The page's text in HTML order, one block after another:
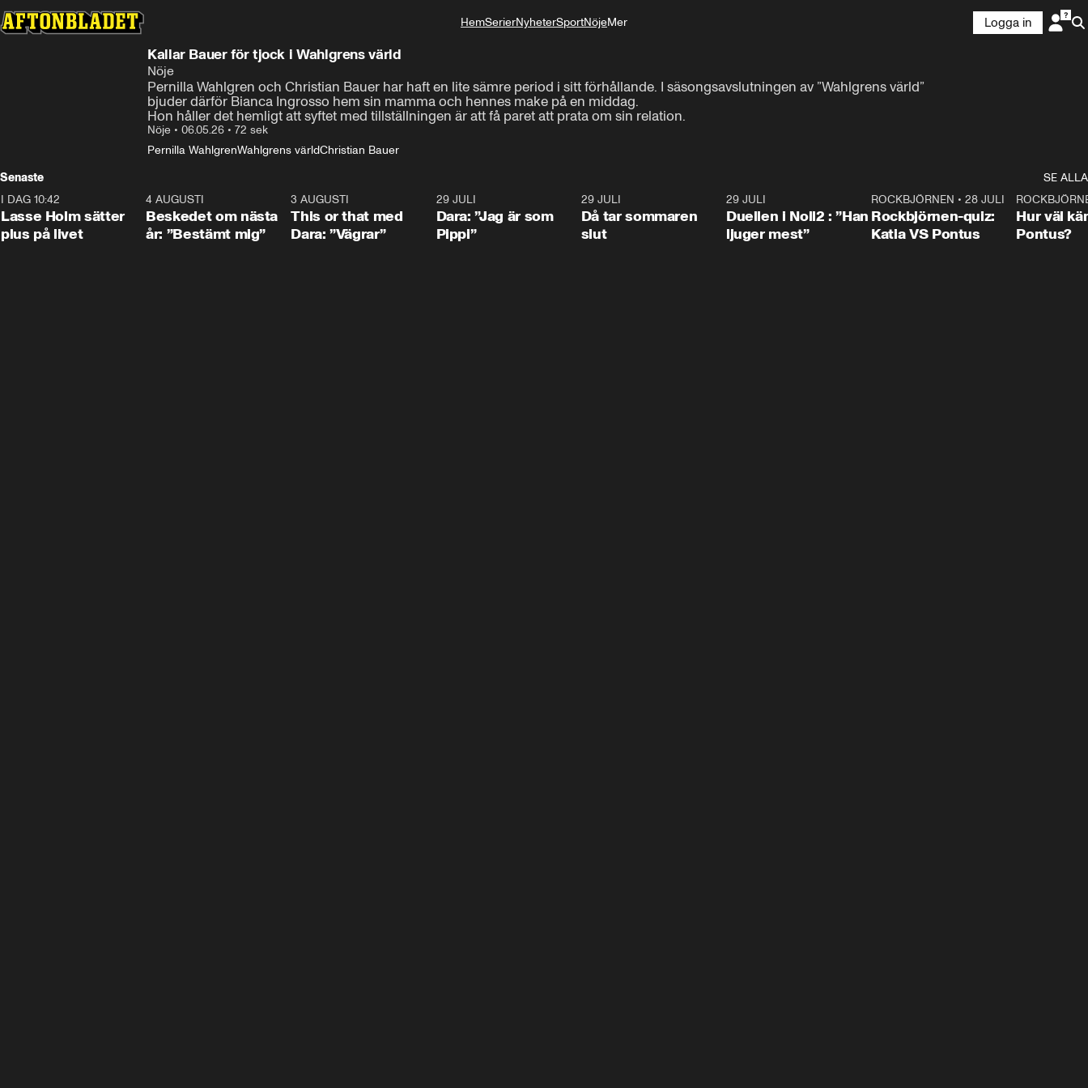
HemSerierNyheterSportNöjeMer
Logga in
Kallar Bauer för tjock i Wahlgrens värld
Nöje
Pernilla Wahlgren och Christian Bauer har haft en lite sämre period i sitt förhållande. I säsongsavslutningen av ”Wahlgrens värld”
bjuder därför Bianca Ingrosso hem sin mamma och hennes make på en middag.
Hon håller det hemligt att syftet med tillställningen är att få paret att prata om sin relation.
Nöje • 06.05.26 • 72 sek
Pernilla WahlgrenWahlgrens världChristian Bauer
Senaste
SE ALLA
1:04
I DAG 10:42
Lasse Holm sätter
plus på livet
0:24
4 AUGUSTI
Beskedet om nästa
år: ”Bestämt mig”
3 AUGUSTI
This or that med
Dara: ”Vägrar”
29 JULI
Dara: ”Jag är som
Pippi”
29 JULI
Då tar sommaren
slut
29 JULI
Duellen i Noll2 : ”Han
ljuger mest”
0:15
ROCKBJÖRNEN •28 JULI
Rockbjörnen-quiz:
Katia VS Pontus
Hur väl
Pontus?